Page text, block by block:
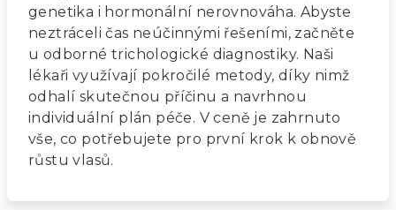
genetika i hormonální nerovnováha. Abyste
neztráceli čas neúčinnými řešeními, začněte
u odborné trichologické diagnostiky. Naši
lékaři využívají pokročilé metody, díky nimž
odhalí skutečnou příčinu a navrhnou
individuální plán péče. V ceně je zahrnuto
vše, co potřebujete pro první krok k obnově
růstu vlasů.